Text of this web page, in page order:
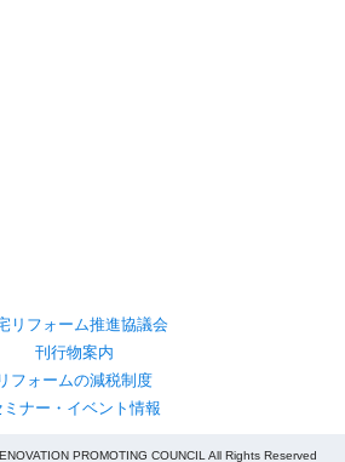
リフォーム推進協議会
刊行物案内
リフォームの減税制度
ミナー・イベント情報
PROMOTING COUNCIL All Rights Reserved